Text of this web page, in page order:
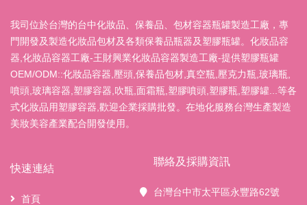
我司位於台灣的台中化妝品、保養品、包材容器瓶罐製造工廠，專
門開發及製造化妝品包材及各類保養品瓶器及塑膠瓶罐。化妝品容
器,化妝品容器工廠-王財興業化妝品容器製造工廠-提供塑膠瓶罐
OEM/ODM::化妝品容器,壓頭,保養品包材,真空瓶,壓克力瓶,玻璃瓶,
噴頭,玻璃容器,塑膠容器,吹瓶,面霜瓶,塑膠噴頭,塑膠瓶,塑膠罐...等各
式化妝品用塑膠容器,歡迎企業採購批發。在地化服務台灣生產製造
美妝美容產業配合開發使用。
快速連結
首頁
聯絡及採購資訊
台灣台中市太平區永豐路62號